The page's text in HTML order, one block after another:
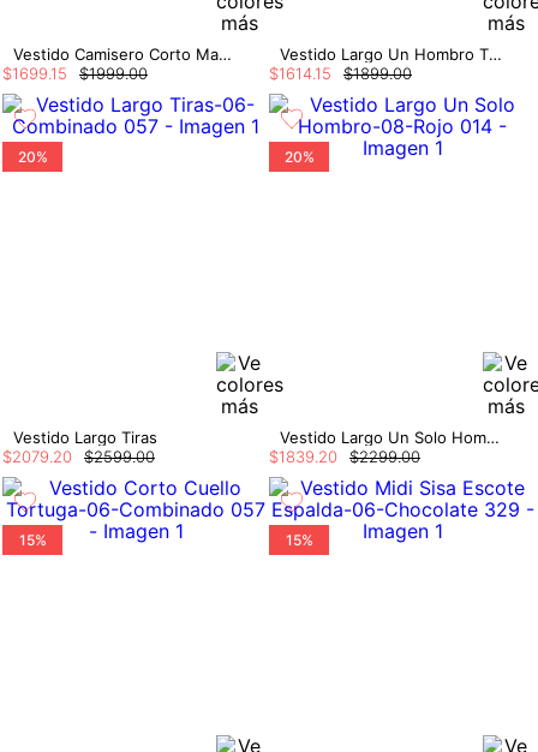
Vestido Camisero Corto Manga Larga
$1999.00
$169915
Vestido Largo Un Hombro Tira Entorchada
$1899.00
$161415
20%
Vestido Largo Tiras
$2599.00
$2079 20
20%
Vestido Largo Un Solo Hombro
$2299.00
$1839 20
15% 15%